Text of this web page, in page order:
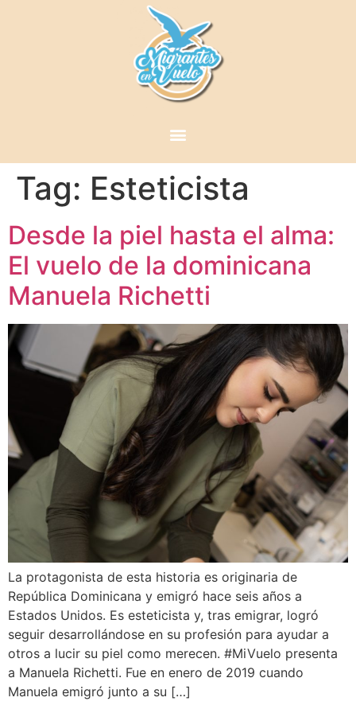
Tag: Esteticista
Desde la piel hasta el alma:
El vuelo de la dominicana
Manuela Richetti
La protagonista de esta historia es originaria de
República Dominicana y emigró hace seis años a
Estados Unidos. Es esteticista y, tras emigrar, logró
seguir desarrollándose en su profesión para ayudar a
otros a lucir su piel como merecen. #MiVuelo presenta
a Manuela Richetti. Fue en enero de 2019 cuando
Manuela emigró junto a su […]